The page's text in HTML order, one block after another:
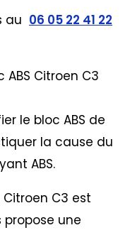
au 06 05 22 41 22
Citroen C3
le bloc ABS de
la cause du
ABS.
C3 est
propose une